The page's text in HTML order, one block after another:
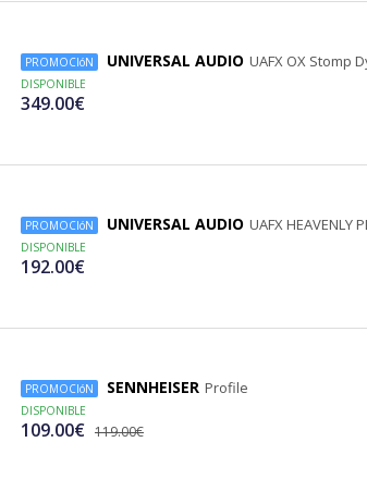
PROMOCIóN UNIVERSAL AUDIO UAFX OX Stomp
DISPONIBLE
349.00€
PROMOCIóN UNIVERSAL AUDIO UAFX HEAVENLY
DISPONIBLE
192.00€
PROMOCIóN SENNHEISER Profile
DISPONIBLE
109.00€ 119.00€